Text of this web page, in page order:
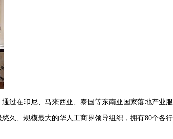
在印尼、马来西亚、泰国等东南亚国家落地产业
、规模最大的华人工商界领导组织，拥有80个各